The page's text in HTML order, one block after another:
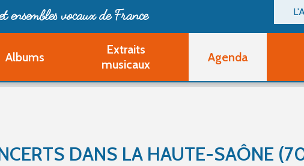
Devenir
Devenir
et ensembles vocaux de France
Albums
Extraits
musicaux
Agenda
DANS LA HAUTE-SAÔNE